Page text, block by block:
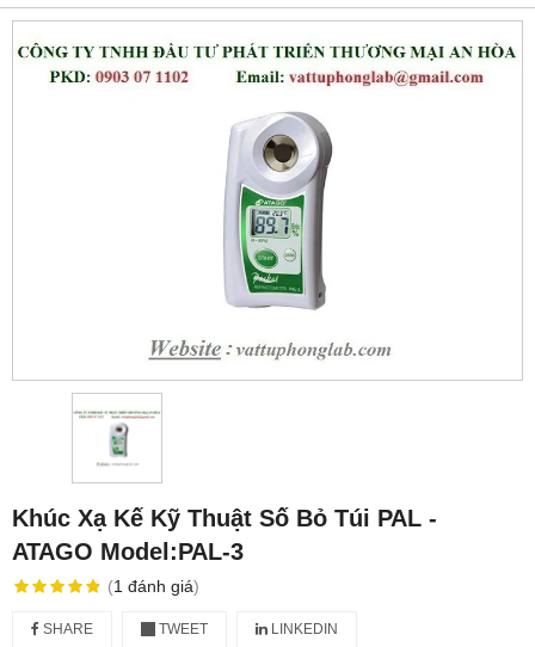
Khúc Xạ Kế Kỹ Thuật Số Bỏ Túi PAL -
ATAGO Model:PAL-3
(1 đánh giá)
SHARE TWEET LINKEDIN